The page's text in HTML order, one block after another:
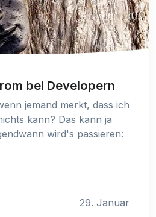
bei Developern
jemand merkt, dass ich
kann? Das kann ja
wird's passieren:
29. Januar